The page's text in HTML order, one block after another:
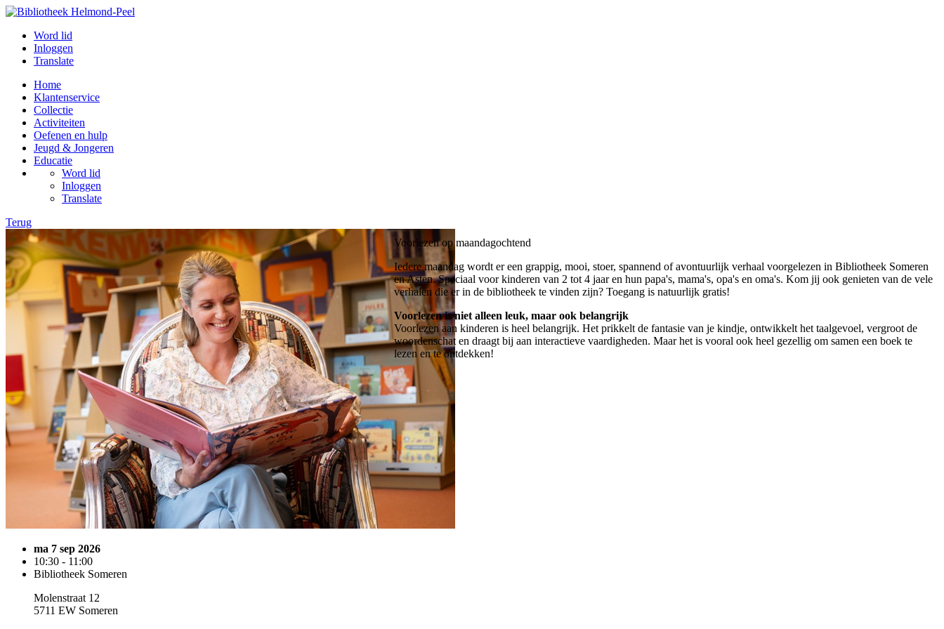
Word lid
Inloggen
Translate
Home
Klantenservice
Collectie
Activiteiten
Oefenen en hulp
Jeugd & Jongeren
Educatie
Word lid
Inloggen
Translate
Terug
ma 7 sep 2026
10:30 - 11:00
Bibliotheek Someren
Molenstraat 12
5711 EW Someren
Voorlezen op maandagochtend
Iedere maandag wordt er een grappig, mooi, stoer, spannend of avontuurlijk verhaal voorgelezen in Bibliotheek Someren
en Asten. Speciaal voor kinderen van 2 tot 4 jaar en hun papa's, mama's, opa's en oma's. Kom jij ook genieten van de vele
verhalen die er in de bibliotheek te vinden zijn? Toegang is natuurlijk gratis!
Voorlezen is niet alleen leuk, maar ook belangrijk
Voorlezen aan kinderen is heel belangrijk. Het prikkelt de fantasie van je kindje, ontwikkelt het taalgevoel, vergroot de
woordenschat en draagt bij aan interactieve vaardigheden. Maar het is vooral ook heel gezellig om samen een boek te
lezen en te ontdekken!